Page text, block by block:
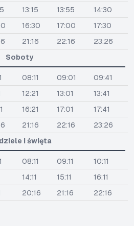
13:15 13:55
14:30
16:30 17:00
17:30
21:16 22:16
23:26
Soboty
08:11 09:01
09:41
12:21 13:01
13:41
16:21 17:01
17:41
21:16 22:16
23:26
i święta
08:11 09:11
10:11
14:11 15:11
16:11
20:16 21:16
22:16